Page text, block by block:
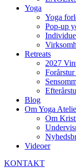
Yoga
Yoga
Pop-up
Retreats
2027
Blog
Om Yoga
Om
Videoer
KONTAKT